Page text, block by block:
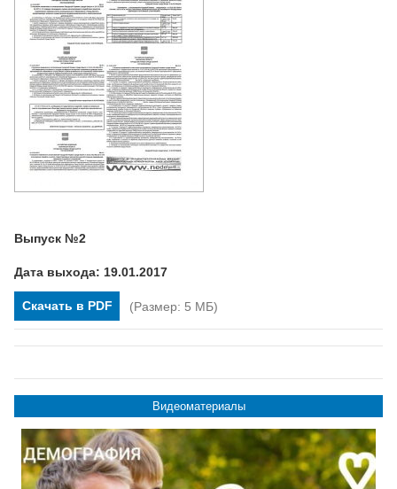
Выпуск №2
Дата выхода: 19.01.2017
Скачать в PDF (Размер: 5 МБ)
Видеоматериалы